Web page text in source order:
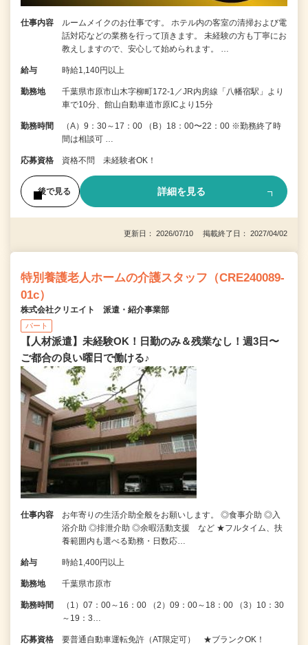
仕事内容
ルームメイクのお仕事です。 ホテル内の客室の清掃および電
話対応などの業務を行って頂きます。 未経験の方も丁寧にお
教えしますので、安心して始められます。 …
給与 時給1,140円以上
勤務地
千葉県市原市山木字柳町172-1／JR内房線「八幡宿駅」より
車で10分、館山自動車道市原ICより15分
勤務時間
（A）9：30～17：00 （B）18：00〜22：00 ※勤務終了時
間は相談可 …
応募資格 資格不問 未経験者OK！
後で見る 詳細を見る
更新日： 2026/07/10 掲載終了日： 2027/04/02
特別養護老人ホームの介護スタッフ（CRE240089-
01c）
株式会社クリエイト 派遣・紹介事業部
パート
【人材派遣】未経験OK！日勤のみ＆残業なし！週3日〜
ご都合の良い曜日で働ける♪
仕事内容
お年寄りの生活介助全般をお願いします。 ◎食事介助 ◎入
浴介助 ◎排泄介助 ◎余暇活動支援 など ★フルタイム、扶
養範囲内も選べる勤務・日数応…
給与 時給1,400円以上
勤務地 千葉県市原市
勤務時間
（1）07：00～16：00 （2）09：00～18：00 （3）10：30
～19：3…
応募資格 要普通自動車運転免許（AT限定可） ★ブランクOK！